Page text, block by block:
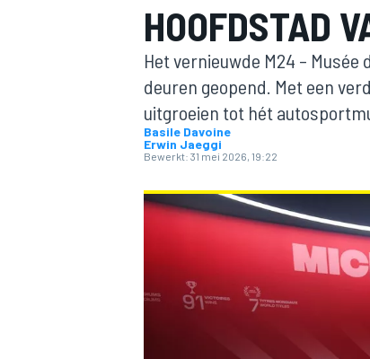
MOTOGP
HOOFDSTAD
Het vernieuwde M24 –
deuren geopend. Met een
uitgroeien tot hét
Basile Davoine
Erwin Jaeggi
Bewerkt: 31 mei 2026, 19:22